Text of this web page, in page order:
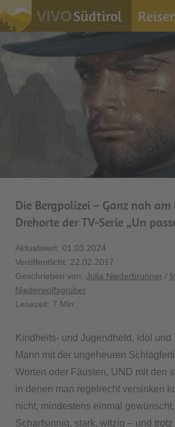
VIVOSüdtirol
Die Bergpolizei – Ganz nah
Drehorte der TV-Serie „Un
Aktualisiert: 01.03.2024
Veröffentlicht: 22.02.2017
Geschrieben von: Julia Niederbrunner /
Niederwolfsgruber
Lesezeit: 7 Min.
Kindheits- und Jugendheld, Idol und
Mann mit der ungeheuren
Worten oder Fäusten, UND mit den
in denen man regelrecht versinken
nicht, mindestens einmal
Scharfsinnig, stark, witzig – und